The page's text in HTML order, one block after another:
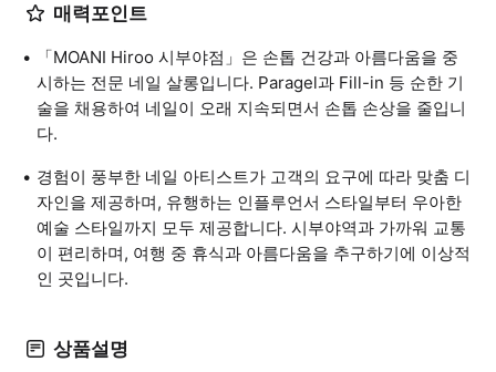
매력포인트
「MOANI Hiroo 시부야점」은 손톱 건강과 아름다움을 중
시하는 전문 네일 살롱입니다. Paragel과 Fill-in 등 순한 기
술을 채용하여 네일이 오래 지속되면서 손톱 손상을 줄입니
다.
경험이 풍부한 네일 아티스트가 고객의 요구에 따라 맞춤 디
자인을 제공하며, 유행하는 인플루언서 스타일부터 우아한
예술 스타일까지 모두 제공합니다. 시부야역과 가까워 교통
이 편리하며, 여행 중 휴식과 아름다움을 추구하기에 이상적
인 곳입니다.
상품설명